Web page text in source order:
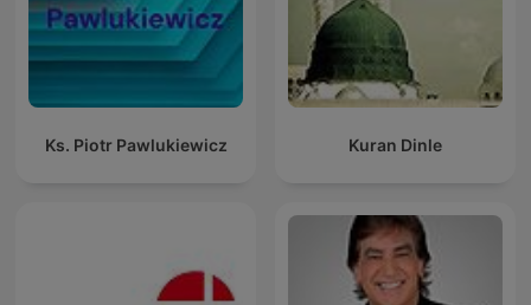
Ks. Piotr Pawlukiewicz Kuran Dinle